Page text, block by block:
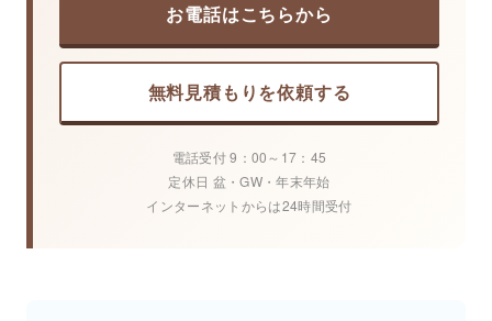
お電話はこちらから
無料見積もりを依頼する
電話受付 9：00～17：45
定休日 盆・GW・年末年始
インターネットからは24時間受付